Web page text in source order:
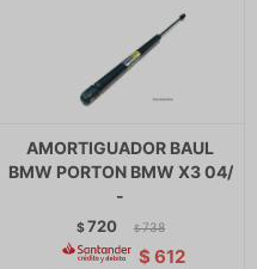
AMORTIGUADOR BAUL
BMW PORTON BMW X3 04/
-
$720 $ 738
$ 612